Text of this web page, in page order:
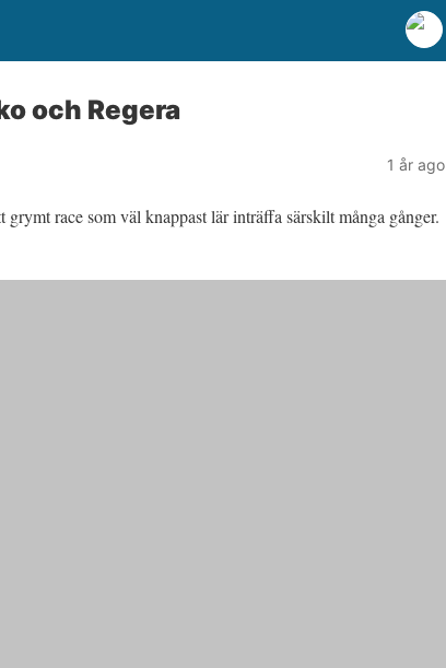
och Regera
1 år ago
race som väl knappast lär inträffa särskilt många gånger.